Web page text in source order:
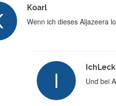
Koarl
Wenn ich dieses Aljazeera
Und bei